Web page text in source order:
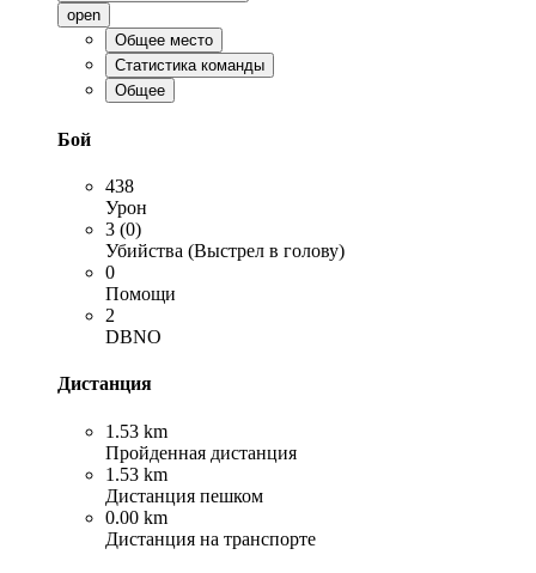
open
Общее место
Статистика команды
Общее
Бой
438
Урон
3 (0)
Убийства (Выстрел в голову)
0
Помощи
2
DBNO
Дистанция
1.53 km
Пройденная дистанция
1.53 km
Дистанция пешком
0.00 km
Дистанция на транспорте